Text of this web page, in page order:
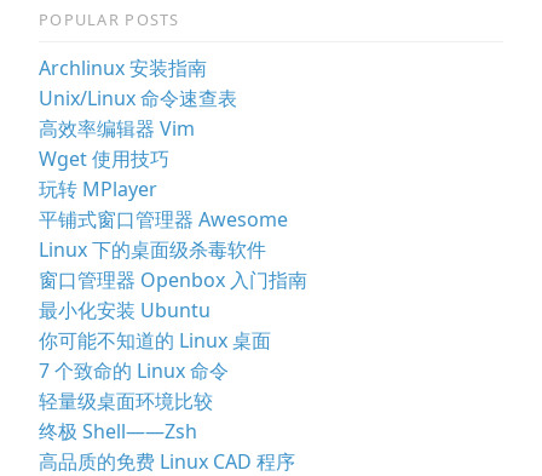
POPULAR POSTS
Archlinux 安装指南
Unix/Linux 命令速查表
高效率编辑器 Vim
Wget 使用技巧
玩转 MPlayer
平铺式窗口管理器 Awesome
Linux 下的桌面级杀毒软件
窗口管理器 Openbox 入门指南
最小化安装 Ubuntu
你可能不知道的 Linux 桌面
7 个致命的 Linux 命令
轻量级桌面环境比较
终极 Shell——Zsh
高品质的免费 Linux CAD 程序